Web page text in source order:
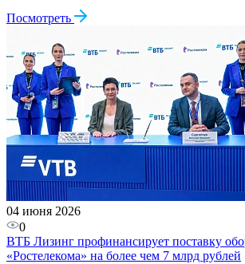
Посмотреть
04 июня 2026
0
ВТБ Лизинг профинансирует поставку
«Ростелекома» на более чем 7 млрд рублей